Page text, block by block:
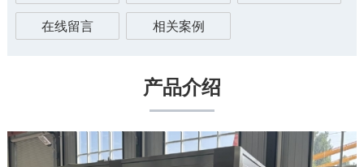
在线留言
相关案例
产品介绍